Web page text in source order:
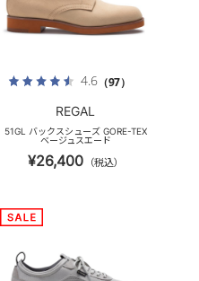
4.6（97）
REGAL
51GL バックスシューズ GORE-TEX
ベージュスエード
¥26,400 （税込）